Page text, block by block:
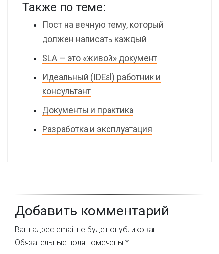
Также по теме:
Пост на вечную тему, который
должен написать каждый
SLA — это «живой» документ
Идеальный (IDEal) работник и
консультант
Документы и практика
Разработка и эксплуатация
Добавить комментарий
Ваш адрес email не будет опубликован.
Обязательные поля помечены *